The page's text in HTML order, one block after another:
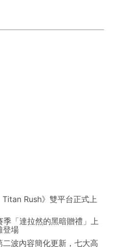
Rush》雙平台正式上
「達拉然的黑暗贈禮」上
登場
波內容簡化更新，七大高